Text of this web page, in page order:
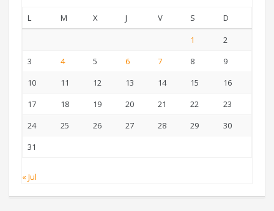
L M X J V S
D
1
2
3
4 5 6 7 8
9
10
11 12 13 14 15
16
17
18 19 20 21 22
23
24
25 26 27 28 29
30
31
« Jul